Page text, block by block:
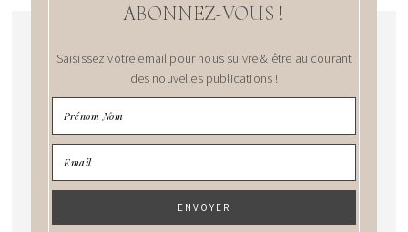
ABONNEZ-VOUS !
Saisissez votre email pour nous suivre & être au courant
des nouvelles publications !